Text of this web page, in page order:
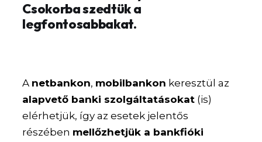
Csokorba szedtük a
legfontosabbakat.
A netbankon, mobilbankon keresztül az
alapvető banki szolgáltatásokat (is)
elérhetjük, így az esetek jelentős
részében mellőzhetjük a bankfióki